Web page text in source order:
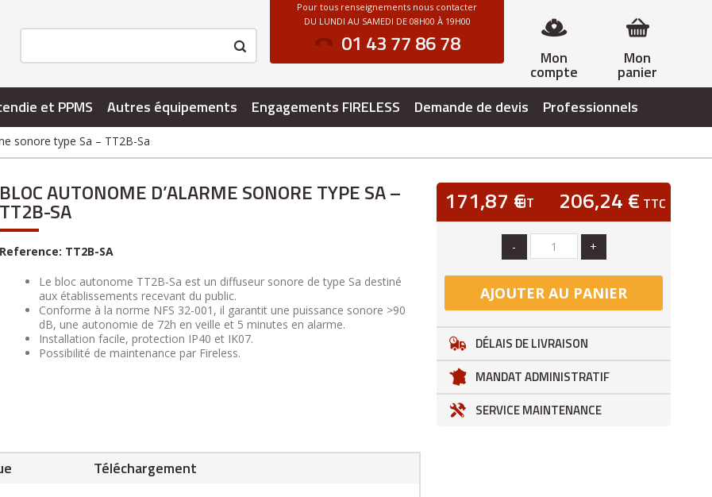
Mon
panier
Mon
compte
Pour tous renseignements nous contacter
DU LUNDI AU SAMEDI DE 08H00 À 19H00
01 43 77 86 78
et PPMS Autres équipements Engagements FIRELESS Demande de devis Professionnels
sonore type Sa – TT2B-Sa
BLOC AUTONOME D’ALARME SONORE TYPE SA –
TT2B-SA
Reference: TT2B-SA
Le bloc autonome TT2B-Sa est un diffuseur sonore de type Sa destiné
aux établissements recevant du public.
Conforme à la norme NFS 32-001, il garantit une puissance sonore >90
dB, une autonomie de 72h en veille et 5 minutes en alarme.
Installation facile, protection IP40 et IK07.
Possibilité de maintenance par Fireless.
Téléchargement
171,87 €HT 206,24 € TTC
- +
AJOUTER AU PANIER
DÉLAIS DE LIVRAISON
MANDAT ADMINISTRATIF
SERVICE MAINTENANCE